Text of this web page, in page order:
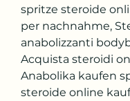
spritze steroide
per nachnahme,
anabolizzanti
Acquista steroidi
Anabolika kaufen
steroide online